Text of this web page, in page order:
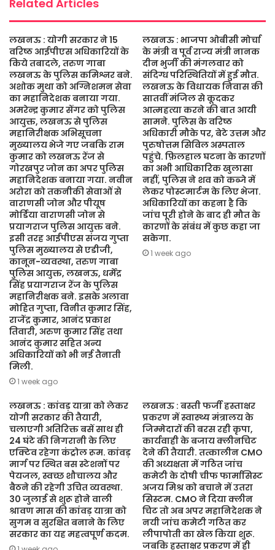
Related Articles
लखनऊ : योगी सरकार ने 15
वरिष्ठ आईपीएस अधिकारियों के
किये तबादले, तरुण गाबा
लखनऊ के पुलिस कमिश्नर बने.
अशोक मुथा को अग्निशमन सेवा
का महानिदेशक बनाया गया.
अमरेन्द्र कुमार सेंगर को पुलिस
आयुक्त, लखनऊ से पुलिस
महानिरीक्षक अभिसूचना
मुख्यालय भेजे गए जबकि राम
कुमार को लखनऊ रेंज से
गोरखपुर जोन का अपर पुलिस
महानिदेशक बनाया गया. नवीन
अरोरा को तकनीकी सेवाओं से
वाराणसी जोन और पीयूष
मोर्डिया वाराणसी जोन से
प्रयागराज पुलिस आयुक्त बने.
इसी तरह आईपीएस संजय गुप्ता
पुलिस मुख्यालय से एडीजी,
कानून-व्यवस्था, तरुण गाबा
पुलिस आयुक्त, लखनऊ, धर्मेंद्र
सिंह प्रयागराज रेंज के पुलिस
महानिरीक्षक बने. इसके अलावा
मोहित गुप्ता, विनीत कुमार सिंह,
राजेंद्र कुमार, आनंद प्रकाश
तिवारी, अरुण कुमार सिंह तथा
आनंद कुमार सहित अन्य
अधिकारियों को भी नई तैनाती
मिली.
1 week ago
लखनऊ : भाजपा ओबीसी मोर्चा
के मंत्री व पूर्व राज्य मंत्री नानक
दीन भुर्जी की मंगलवार को
संदिग्ध परिस्थितियों में हुई मौत.
लखनऊ के विधायक निवास की
सातवीं मंजिल से कूदकर
आत्महत्या करने की बात आयी
सामने. पुलिस के वरिष्ठ
अधिकारी मौके पर, बेटे उत्तम और
पुरुषोत्तम सिविल अस्पताल
पहुंचे. फ़िलहाल घटना के कारणों
का अभी आधिकारिक खुलासा
नहीं, पुलिस ने शव को कब्जे में
लेकर पोस्टमार्टम के लिए भेजा.
अधिकारियों का कहना है कि
जांच पूरी होने के बाद ही मौत के
कारणों के संबंध में कुछ कहा जा
सकेगा.
1 week ago
लखनऊ : कांवड़ यात्रा को लेकर
योगी सरकार की तैयारी,
चलाएगी अतिरिक्त बसें साथ ही
24 घंटे की निगरानी के लिए
एक्टिव रहेगा कंट्रोल रूम. कांवड़
मार्ग पर स्थित बस स्टेशनों पर
पेयजल, स्वच्छ शौचालय और
बैठने की रहेगी उचित व्यवस्था.
30 जुलाई से शुरू होने वाली
श्रावण मास की कांवड़ यात्रा को
सुगम व सुरक्षित बनाने के लिए
सरकार का यह महत्वपूर्ण कदम.
लखनऊ : बस्ती फर्जी हस्ताक्षर
प्रकरण में स्वास्थ्य मंत्रालय के
जिम्मेदारों की बरस रही कृपा,
कार्यवाही के बजाय क्लीनचिट
देने की तैयारी. तत्कालीन CMO
की अध्यक्षता में गठित जांच
कमेटी के दोषी चीफ फार्मासिस्ट
अजय मिश्र को बचाने में उतरा
सिस्टम. CMO ने दिया क्लीन
चिट तो अब अपर महानिदेशक ने
नयी जांच कमेटी गठित कर
लीपापोती का खेल किया शुरू.
जबकि हस्ताक्षर प्रकरण में ही